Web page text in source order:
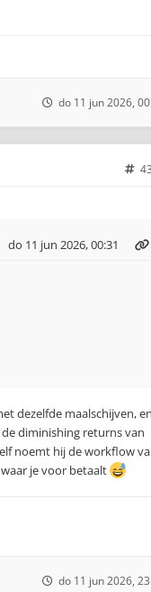
do 11 jun 2026,
do 11 jun 2026, 00:31
dezelfde maalschijven, en
diminishing returns van
noemt hij de workflow
je voor betaalt
do 11 jun 2026,